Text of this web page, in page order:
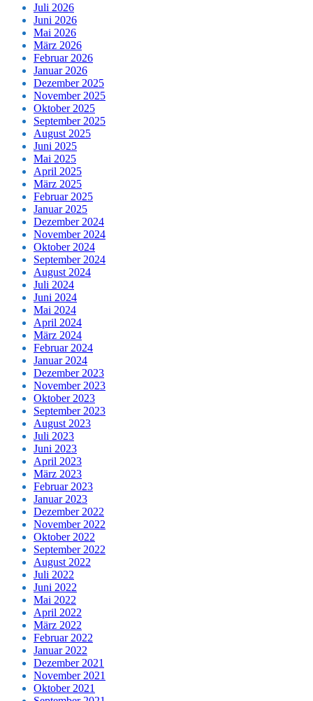
Juli 2026
Juni 2026
Mai 2026
März 2026
Februar 2026
Januar 2026
Dezember 2025
November 2025
Oktober 2025
September 2025
August 2025
Juni 2025
Mai 2025
April 2025
März 2025
Februar 2025
Januar 2025
Dezember 2024
November 2024
Oktober 2024
September 2024
August 2024
Juli 2024
Juni 2024
Mai 2024
April 2024
März 2024
Februar 2024
Januar 2024
Dezember 2023
November 2023
Oktober 2023
September 2023
August 2023
Juli 2023
Juni 2023
April 2023
März 2023
Februar 2023
Januar 2023
Dezember 2022
November 2022
Oktober 2022
September 2022
August 2022
Juli 2022
Juni 2022
Mai 2022
April 2022
März 2022
Februar 2022
Januar 2022
Dezember 2021
November 2021
Oktober 2021